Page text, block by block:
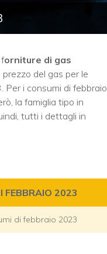
orniture di gas
prezzo del gas per le
Per i consumi di febbraio
la famiglia tipo in
tutti i dettagli in
FEBBRAIO 2023
di febbraio 2023